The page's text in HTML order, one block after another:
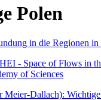
Polen
in die Regionen in
- Space of Flows in
of Sciences
Dallach):